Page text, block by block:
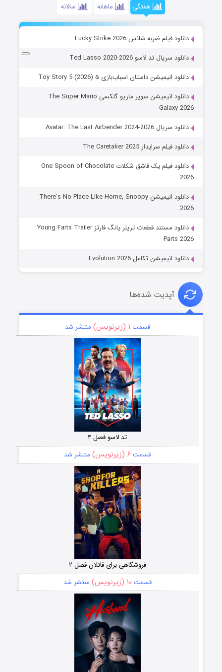
هفتگی ماهانه سالانه
دانلود فیلم ضربه شانس Lucky Strike 2026
دانلود سریال تد لاسو Ted Lasso 2020-2026
دانلود انیمیشن داستان اسباب‌بازی ۵ Toy Story 5 (2026)
دانلود انیمیشن سوپر ماریو گلکسی The Super Mario
Galaxy 2026
دانلود سریال Avatar: The Last Airbender 2024-2026
دانلود فیلم سرایدار The Caretaker 2025
دانلود فیلم یک قاشق شکلات One Spoon of Chocolate
2026
دانلود انیمیشن There’s No Place Like Home, Snoopy
2026
دانلود مستند قطعات تریلر یانگ فارتز Young Farts Trailer
Parts 2026
دانلود انیمیشن تکامل Evolution 2026
آپدیت شده‌ها
قسمت ۱ (زیرنویس) منتشر شد
تد لاسو فصل ۴
قسمت ۶ (زیرنویس) منتشر شد
فروشگاهی برای قاتلان فصل ۲
قسمت۱۰ (زیرنویس) منتشر شد